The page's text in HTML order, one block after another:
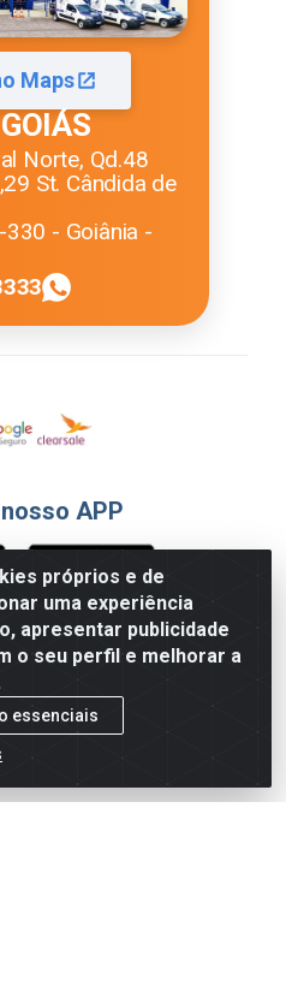
próprios e de
uma experiência
apresentar publicidade
o seu perfil e melhorar a
essenciais
Maps
Norte, Qd.48
St. Cândida de
330 - Goiânia -
APP
Pagamento